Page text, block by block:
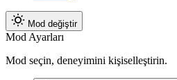
Mod değiştir
Mod Ayarları
Mod seçin, deneyimini kişiselleştirin.